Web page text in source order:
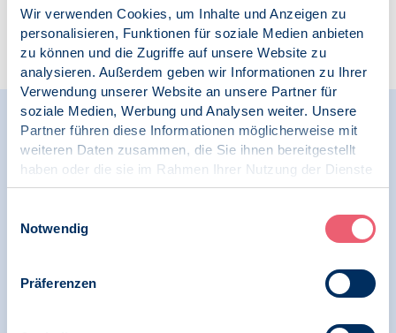
Wir verwenden Cookies, um Inhalte und Anzeigen zu
personalisieren, Funktionen für soziale Medien anbieten
zu können und die Zugriffe auf unsere Website zu
analysieren. Außerdem geben wir Informationen zu Ihrer
Verwendung unserer Website an unsere Partner für
soziale Medien, Werbung und Analysen weiter. Unsere
Partner führen diese Informationen möglicherweise mit
weiteren Daten zusammen, die Sie ihnen bereitgestellt
haben oder die sie im Rahmen Ihrer Nutzung der Dienste
gesammelt haben.
Notwendig
Präferenzen
Zur Übersicht
Relevante Nachrichten
News | Psychologie in Krisen | Menschenrechte
Flüchtlingskonvention zeichnet BDP